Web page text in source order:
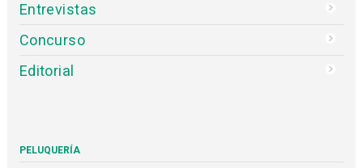
Entrevistas
Concurso
Editorial
PELUQUERÍA